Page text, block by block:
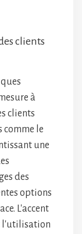
clients
à
clients
comme le
une
des
options
L'accent
l'utilisation